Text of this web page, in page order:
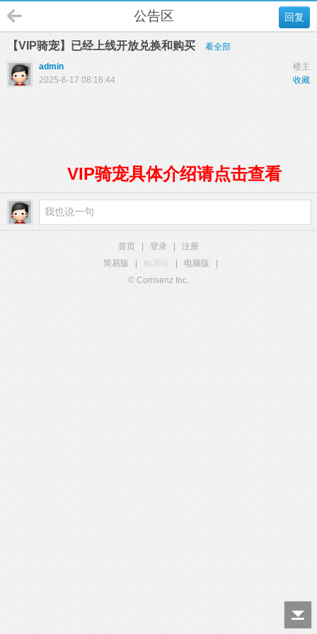
回复
公告区
【VIP骑宠】已经上线开放兑换和购买
看全部
楼主
admin
收藏
2025-6-17 08:16:44
VIP骑宠具体介绍请点击查看
首页 登录
注册
简易版
触屏版 电脑版
© Comsenz Inc.